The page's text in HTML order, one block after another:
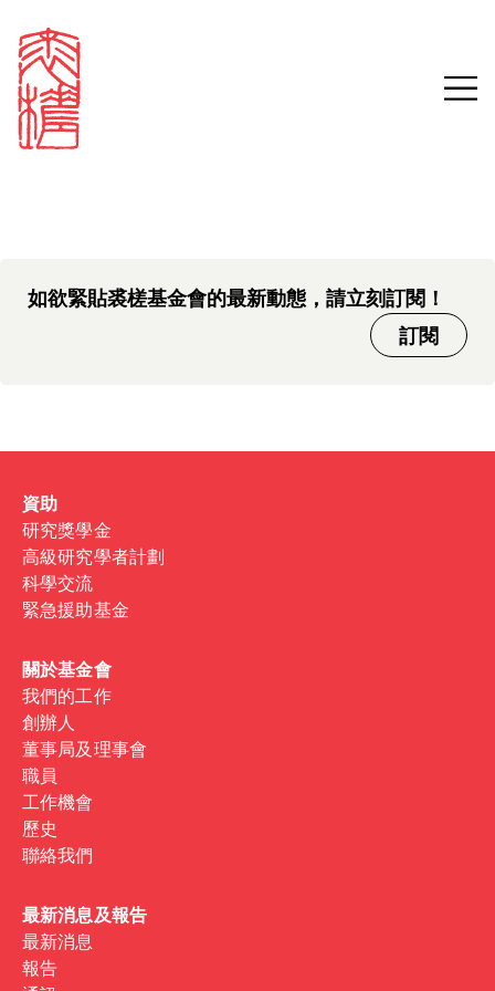
Sign in
Email
Search our stories,
awards, events and
中文版本頁面即將推出，敬請
期待。
如欲緊貼裘槎基金會的最新動態，請立刻訂閱！
訂閱
資助
研究獎學金
高級研究學者計劃
科學交流
緊急援助基金
關於基金會
我們的工作
創辦人
董事局及理事會
職員
工作機會
歷史
聯絡我們
最新消息及報告
最新消息
報告